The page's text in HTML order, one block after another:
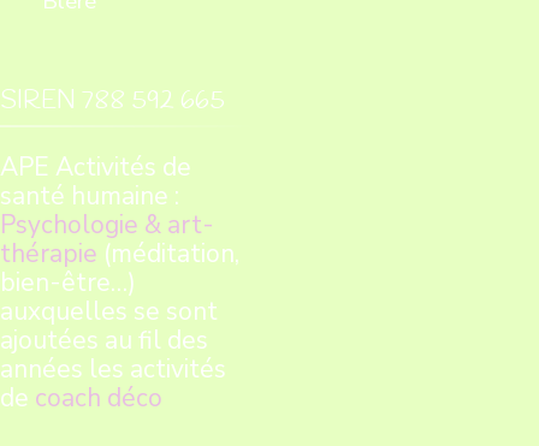
SIREN 788 592 665
APE Activités de
santé humaine :
Psychologie & art-
thérapie (méditation,
bien-être…)
auxquelles se sont
ajoutées au fil des
années les activités
de coach déco